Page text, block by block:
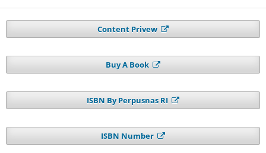
Content Privew
Buy A Book
ISBN By Perpusnas RI
ISBN Number